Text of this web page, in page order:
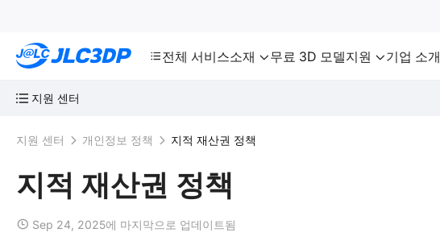
전체 서비스소재 무료 3D 모델지원 기업 소개
지원 센터
지원 센터 개인정보 정책 지적 재산권 정책
지적 재산권 정책
Sep 24, 2025에 마지막으로 업데이트됨